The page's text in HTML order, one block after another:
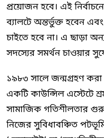
প্রয়োজন হবে। এই
ব্যালটে অন্তর্ভুক্ত হবেন
চাইতে হবে না। এ ছাড়া
সদস্যের সমর্থন চাওয়ার
১৯৮৩ সালে জন্মগ্রহণ করা
একটি কাউন্সিল এস্টেটে
সামাজিক গতিশীলতার
নিজের সুবিধাবঞ্চিত